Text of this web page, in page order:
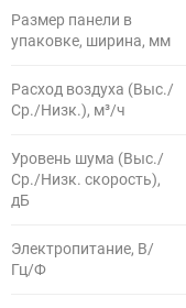
Размер панели в
упаковке, ширина, мм
Расход воздуха (Выс./
Ср./Низк.), м³/ч
Уровень шума (Выс./
Ср./Низк. скорость),
дБ
Электропитание, В/
Гц/Ф